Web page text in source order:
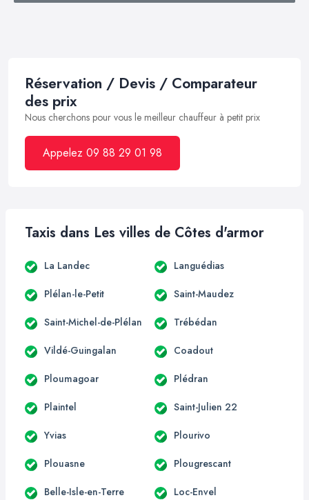
Réservation / Devis / Comparateur
des prix
Nous cherchons pour vous le meilleur chauffeur à petit prix
Appelez 09 88 29 01 98
Taxis dans Les villes de Côtes d'armor
La Landec Languédias
Plélan-le-Petit Saint-Maudez
Saint-Michel-de-Plélan Trébédan
Vildé-Guingalan Coadout
Ploumagoar Plédran
Plaintel Saint-Julien 22
Yvias Plourivo
Plouasne Plougrescant
Belle-Isle-en-Terre Loc-Envel